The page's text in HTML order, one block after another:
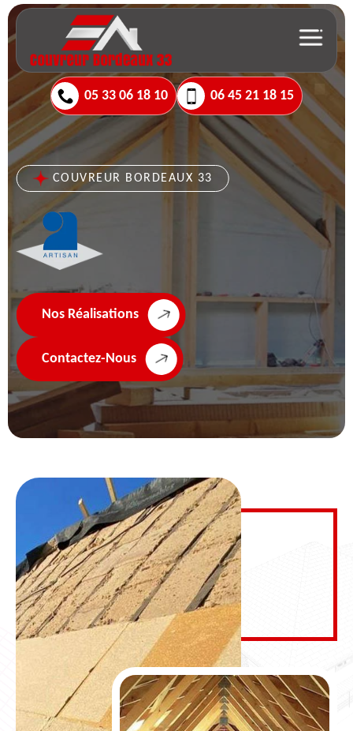
05 33 06 18 10 06 45 21 18 15
COUVREUR BORDEAUX 33
Nos Réalisations
Contactez-Nous